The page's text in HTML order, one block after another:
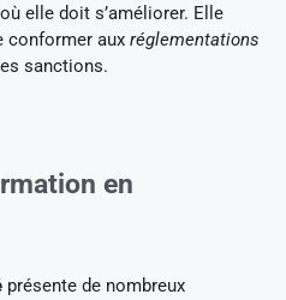
elle doit s’améliorer. Elle
conformer aux réglementations
sanctions.
en
présente de nombreux